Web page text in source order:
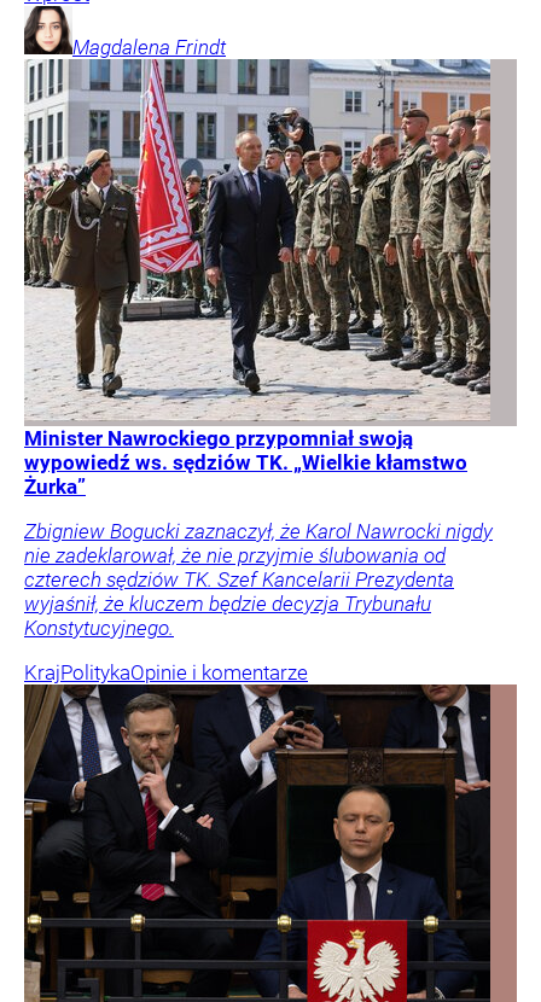
Magdalena Frindt
Minister Nawrockiego przypomniał swoją
wypowiedź ws. sędziów TK. „Wielkie kłamstwo
Żurka”
Zbigniew Bogucki zaznaczył, że Karol Nawrocki nigdy
nie zadeklarował, że nie przyjmie ślubowania od
czterech sędziów TK. Szef Kancelarii Prezydenta
wyjaśnił, że kluczem będzie decyzja Trybunału
Konstytucyjnego.
KrajPolitykaOpinie i komentarze